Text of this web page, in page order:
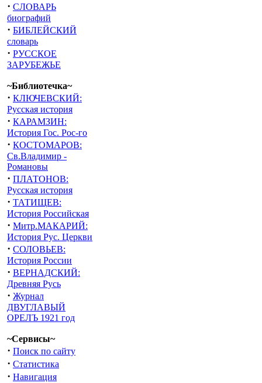
· СЛОВАРЬ
биографий
· БИБЛЕЙСКИЙ
словарь
· РУССКОЕ
ЗАРУБЕЖЬЕ
~Библиотечка~
· КЛЮЧЕВСКИЙ:
Русская история
· КАРАМЗИН:
История Гос. Рос-го
· КОСТОМАРОВ:
Св.Владимир -
Романовы
· ПЛАТОНОВ:
Русская история
· ТАТИЩЕВ:
История Российская
· Митр.МАКАРИЙ:
История Рус. Церкви
· СОЛОВЬЕВ:
История России
· ВЕРНАДСКИЙ:
Древняя Русь
· Журнал
ДВУГЛАВЫЙ
ОРЕЛЪ 1921 год
~Сервисы~
· Поиск по сайту
· Статистика
· Навигация